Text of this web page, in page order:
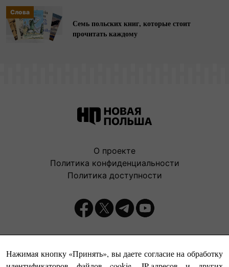
Слова
Семь польских книг, которые стоит
прочитать каждому
Нажимая кнопку «Принять», вы даете согласие на обработку
О проекте
Политика конфиденциальности
Политика доступности